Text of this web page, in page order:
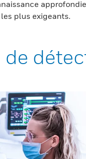
plus exigeants.